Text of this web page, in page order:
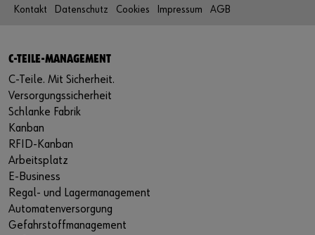
Kontakt
Datenschutz Cookies Impressum AGB
C-TEILE-MANAGEMENT
C-Teile. Mit Sicherheit.
Versorgungssicherheit
Schlanke Fabrik
Kanban
RFID-Kanban
Arbeitsplatz
E-Business
Regal- und Lagermanagement
Automatenversorgung
Gefahrstoffmanagement